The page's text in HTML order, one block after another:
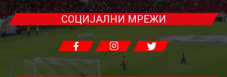
СОЦИЈАЛНИ МРЕЖИ